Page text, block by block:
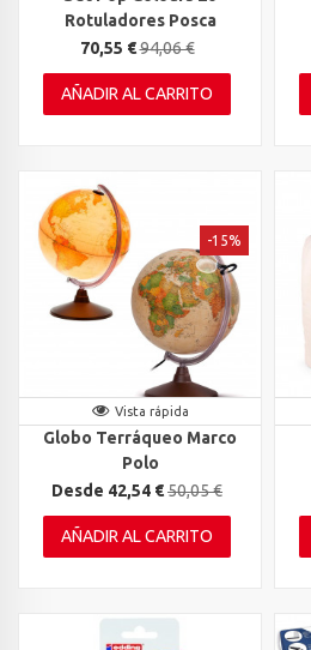
Rotuladores Posca
70,55 €94,06 €
AÑADIR AL CARRITO
Vista rápida
Globo Terráqueo Marco
Polo
Desde 42,54 €50,05 €
-15%
AÑADIR AL CARRITO